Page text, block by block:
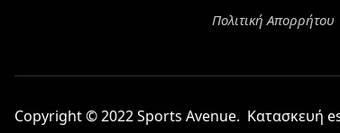
Πολιτική Απορρήτου
Copyright © 2022 Sports Avenue. Κατασκευή